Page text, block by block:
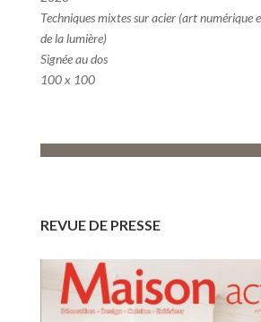
Techniques mixtes sur acier (art numérique
de la lumière)
Signée au dos
100 x 100
REVUE DE PRESSE